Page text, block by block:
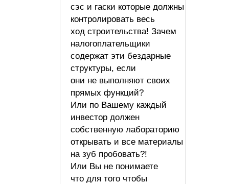
сэс и гаски которые должны
контролировать весь
ход строительства! Зачем
налогоплательщики
содержат эти бездарные
структуры, если
они не выполняют своих
прямых функций?
Или по Вашему каждый
инвестор должен
собственную лабораторию
открывать и все материалы
на зуб пробовать?!
Или Вы не понимаете
что для того чтобы